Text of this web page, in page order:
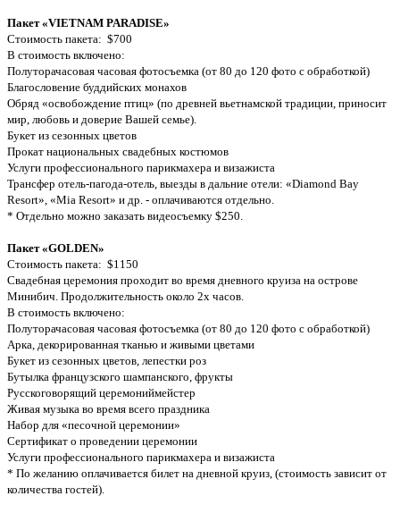
Пакет «VIETNAM PARADISE»
Стоимость пакета: $700
В стоимость включено:
Полуторачасовая часовая фотосъемка (от 80 до 120 фото с обработкой)
Благословение буддийских монахов
Обряд «освобождение птиц» (по древней вьетнамской традиции, приносит
мир, любовь и доверие Вашей семье).
Букет из сезонных цветов
Прокат национальных свадебных костюмов
Услуги профессионального парикмахера и визажиста
Трансфер отель-пагода-отель, выезды в дальние отели: «Diamond Bay
Resort», «Mia Resort» и др. - оплачиваются отдельно.
* Отдельно можно заказать видеосъемку $250.
Пакет «GOLDEN»
Стоимость пакета: $1150
Свадебная церемония проходит во время дневного круиза на острове
Минибич. Продолжительность около 2х часов.
В стоимость включено:
Полуторачасовая часовая фотосъемка (от 80 до 120 фото с обработкой)
Арка, декорированная тканью и живыми цветами
Букет из сезонных цветов, лепестки роз
Бутылка французского шампанского, фрукты
Русскоговорящий церемониймейстер
Живая музыка во время всего праздника
Набор для «песочной церемонии»
Сертификат о проведении церемонии
Услуги профессионального парикмахера и визажиста
* По желанию оплачивается билет на дневной круиз, (стоимость зависит от
количества гостей).